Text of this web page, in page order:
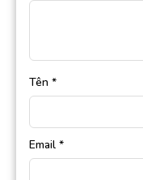
Tên *
Email *